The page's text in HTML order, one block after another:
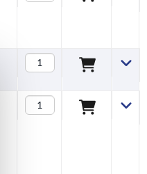
— 75 —
— 78 —